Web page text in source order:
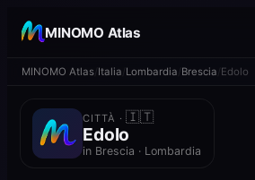
MINOMO Atlas
MINOMO Atlas Italia Lombardia Brescia Edolo
CITTÀ ·🇮🇹
Edolo
in Brescia · Lombardia